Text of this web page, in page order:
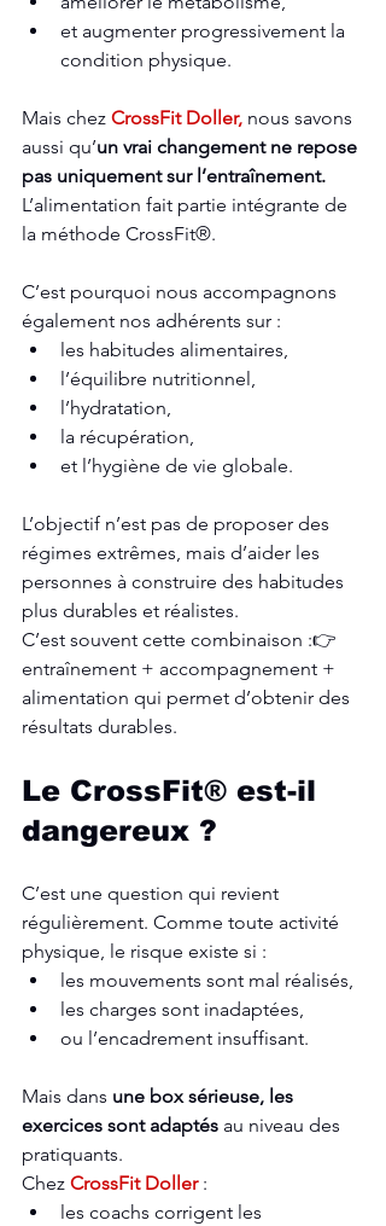
et augmenter progressivement la
condition physique.
Mais chez CrossFit Doller, nous savons
aussi qu’un vrai changement ne repose
pas uniquement sur l’entraînement.
L’alimentation fait partie intégrante de
la méthode CrossFit®.
C’est pourquoi nous accompagnons
également nos adhérents sur :
les habitudes alimentaires,
l’équilibre nutritionnel,
l’hydratation,
la récupération,
et l’hygiène de vie globale.
L’objectif n’est pas de proposer des
régimes extrêmes, mais d’aider les
personnes à construire des habitudes
plus durables et réalistes.
C’est souvent cette combinaison :👉
entraînement + accompagnement +
alimentation qui permet d’obtenir des
résultats durables.
Le CrossFit® est-il
dangereux ?
C’est une question qui revient
régulièrement. Comme toute activité
physique, le risque existe si :
les mouvements sont mal réalisés,
les charges sont inadaptées,
ou l’encadrement insuffisant.
Mais dans une box sérieuse, les
exercices sont adaptés au niveau des
pratiquants.
Chez CrossFit Doller :
les coachs corrigent les